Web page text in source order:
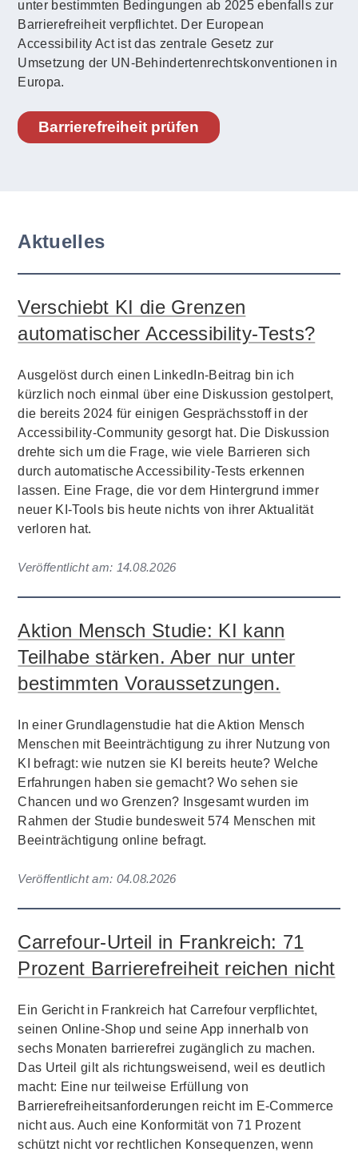
unter bestimmten Bedingungen ab 2025 ebenfalls zur
Barrierefreiheit verpflichtet. Der European
Accessibility Act ist das zentrale Gesetz zur
Umsetzung der UN-Behindertenrechtskonventionen in
Europa.
Barrierefreiheit prüfen
Aktuelles
Verschiebt KI die Grenzen
automatischer Accessibility-Tests?
Ausgelöst durch einen LinkedIn-Beitrag bin ich
kürzlich noch einmal über eine Diskussion gestolpert,
die bereits 2024 für einigen Gesprächsstoff in der
Accessibility-Community gesorgt hat. Die Diskussion
drehte sich um die Frage, wie viele Barrieren sich
durch automatische Accessibility-Tests erkennen
lassen. Eine Frage, die vor dem Hintergrund immer
neuer KI-Tools bis heute nichts von ihrer Aktualität
verloren hat.
Veröffentlicht am: 14.08.2026
Aktion Mensch Studie: KI kann
Teilhabe stärken. Aber nur unter
bestimmten Voraussetzungen.
In einer Grundlagenstudie hat die Aktion Mensch
Menschen mit Beeinträchtigung zu ihrer Nutzung von
KI befragt: wie nutzen sie KI bereits heute? Welche
Erfahrungen haben sie gemacht? Wo sehen sie
Chancen und wo Grenzen? Insgesamt wurden im
Rahmen der Studie bundesweit 574 Menschen mit
Beeinträchtigung online befragt.
Veröffentlicht am: 04.08.2026
Carrefour-Urteil in Frankreich: 71
Prozent Barrierefreiheit reichen nicht
Ein Gericht in Frankreich hat Carrefour verpflichtet,
seinen Online-Shop und seine App innerhalb von
sechs Monaten barrierefrei zugänglich zu machen.
Das Urteil gilt als richtungsweisend, weil es deutlich
macht: Eine nur teilweise Erfüllung von
Barrierefreiheitsanforderungen reicht im E-Commerce
nicht aus. Auch eine Konformität von 71 Prozent
schützt nicht vor rechtlichen Konsequenzen, wenn